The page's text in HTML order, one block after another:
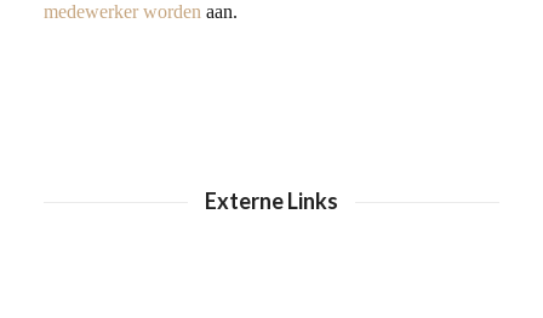
medewerker worden aan.
Externe Links